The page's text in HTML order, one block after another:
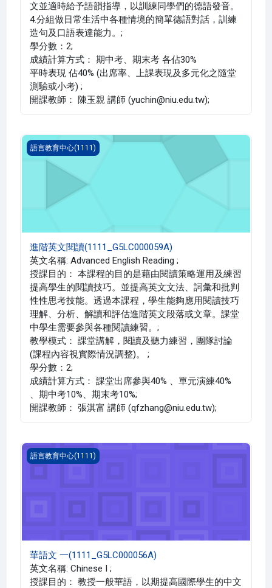
文並適時給予語韻指導，以訓練同學們的德語發音。
4.分組做日常生活中各種情境的簡單德語對話，訓練
造句及口語表達能力。;
學分數：2;
成績計算方式： 期中考、期末考 各佔30%
平時表現 佔40% (出席率、上課表現及多元化之隨堂
測驗或小考) ;
開課教師： 陳玉親 講師 (yuchin@niu.edu.tw);
進階英文閱讀(1111_G5LC000059A)
語言教育中心(1111)
進階英文閱讀(1111_G5LC000059A)
英文名稱: Advanced English Reading ;
授課目的： 本課程的目的是藉由閱讀策略運用及練習
提高學生的閱讀技巧。並提高英文文法、詞彙和批判
性性思考技能。透過本課程，學生能夠應用閱讀技巧
理解、分析、解讀和評估進階英文段落或文章。課堂
中學生需要參與各種閱讀練習。;
教學模式： 課堂講解，閱讀及聽力練習，團隊討論
(課程內容視實際情況調整)。 ;
學分數：2;
成績計算方式： 課堂出席參與40% 、單元演練40%
、期中考10%、期末考10%;
開課教師： 張淇富 講師 (qfzhang@niu.edu.tw);
華語文 一(1111_G5LC000056A)
語言教育中心(1111)
華語文 一(1111_G5LC000056A)
英文名稱: Chinese I ;
授課目的： 教授一般華語，以期提高國際學生的中文